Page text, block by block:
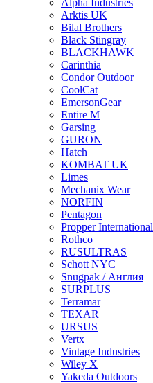
Alpha Industries
Arktis UK
Bilal Brothers
Black Stingray
BLACKHAWK
Carinthia
Condor Outdoor
CoolCat
EmersonGear
Entire M
Garsing
GURON
Hatch
KOMBAT UK
Limes
Mechanix Wear
NORFIN
Pentagon
Propper International
Rothco
RUSULTRAS
Schott NYC
Snugpak / Англия
SURPLUS
Terramar
TEXAR
URSUS
Vertx
Vintage Industries
Wiley X
Yakeda Outdoors